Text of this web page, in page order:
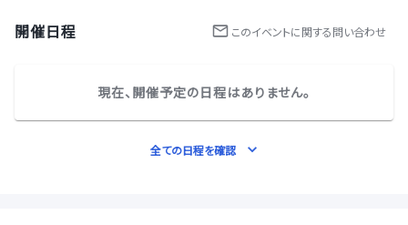
開催日程 このイベントに関する問い合わせ
現在、開催予定の日程はありません。
全ての日程を確認